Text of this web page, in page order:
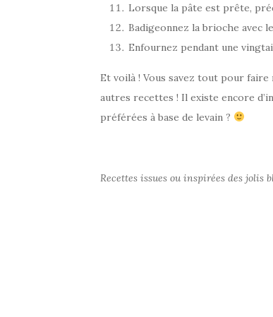
Lorsque la pâte est prête,
Badigeonnez la brioche avec
Enfournez pendant une
Et voilà ! Vous savez tout pour
autres recettes ! Il existe encore
préférées à base de levain ?
Recettes issues ou inspirées des jolis